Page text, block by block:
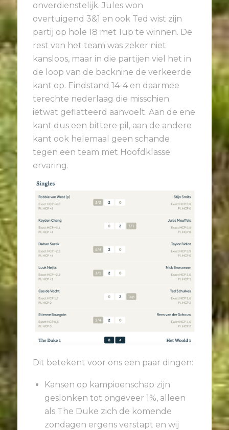
onverdienstelijk. Jules won
overtuigend 3&1 en ook Ted wist zijn
partij op hole 18 met 1up te winnen. De
rest van het team was zeker niet
kansloos, maar in die partijen viel het in
de loop van de backnine de verkeerde
kant op. Eindstand 14-4 en daarmee
terechte nederlaag die misschien
ietwat geflatteerd aanvoelt. Aan de ene
kant dus een bittere pil, aan de andere
kant ook helemaal geen schande
tegen een team met Hoofdklasse
ervaring.
Dit betekent voor ons een paar dingen:
Kansen op kampioenschap zijn
geslonken tot ongeveer 1%, alleen
als The Duke zich de komende
zondagen ergens verstapt en wij